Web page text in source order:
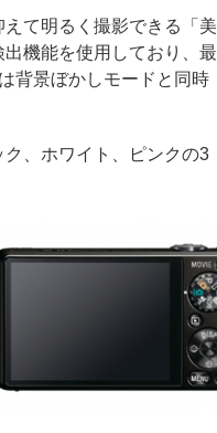
て明るく撮影できる「美
機能を使用しており、最
背景ぼかしモードと同時
、ホワイト、ピンクの3